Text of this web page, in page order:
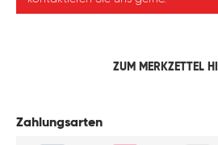
ZUM MERKZETTEL
Zahlungsarten